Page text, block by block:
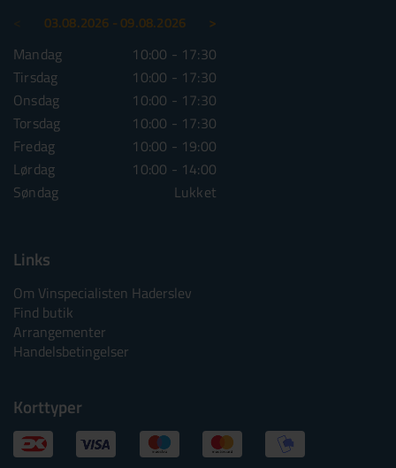
>
03.08.2026 - 09.08.2026
Mandag
10:00 - 17:30
Tirsdag
10:00 - 17:30
Onsdag
10:00 - 17:30
Torsdag
10:00 - 17:30
Fredag
10:00 - 19:00
Lørdag
10:00 - 14:00
Søndag
Lukket
Links
Om Vinspecialisten Haderslev
Find butik
Arrangementer
Handelsbetingelser
Korttyper